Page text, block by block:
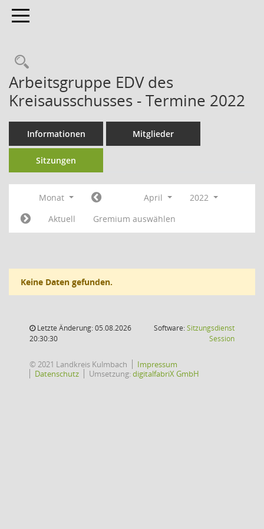
Toggle navigation
Arbeitsgruppe EDV des
Kreisausschusses - Termine 2022
Informationen Mitglieder
Sitzungen
Monat April
2022
Aktuell
Gremium auswählen
Keine Daten gefunden.
Letzte Änderung: 05.08.2026
20:30:30
Software:Sitzungsdienst
Session(Wird in
© 2021 Landkreis Kulmbach
Impressum
Datenschutz
Umsetzung:digitalfabriX GmbH